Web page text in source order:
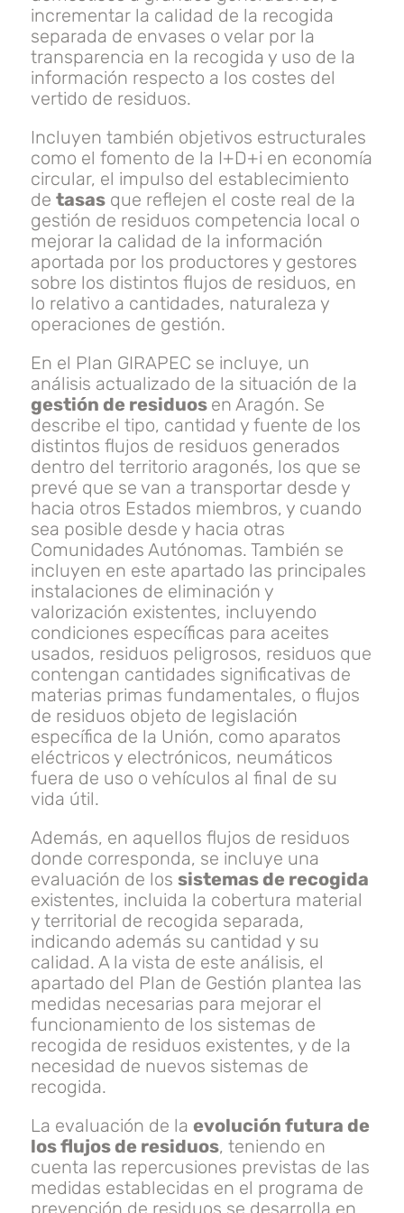
incrementar la calidad de la recogida
separada de envases o velar por la
transparencia en la recogida y uso de la
información respecto a los costes del
vertido de residuos.
Incluyen también objetivos estructurales
como el fomento de la I+D+i en economía
circular, el impulso del establecimiento
de tasasque reflejen el coste real de la
gestión de residuos competencia local o
mejorar la calidad de la información
aportada por los productores y gestores
sobre los distintos flujos de residuos, en
lo relativo a cantidades, naturaleza y
operaciones de gestión.
En el Plan GIRAPEC se incluye, un
análisis actualizado de la situación de la
gestión de residuos en Aragón. Se
describe el tipo, cantidad y fuente de los
distintos flujos de residuos generados
dentro del territorio aragonés, los que se
prevé que se van a transportar desde y
hacia otros Estados miembros, y cuando
sea posible desde y hacia otras
Comunidades Autónomas. También se
incluyen en este apartado las principales
instalaciones de eliminación y
valorización existentes, incluyendo
condiciones específicas para aceites
usados, residuos peligrosos, residuos que
contengan cantidades significativas de
materias primas fundamentales, o flujos
de residuos objeto de legislación
específica de la Unión, como aparatos
eléctricos y electrónicos, neumáticos
fuera de uso o vehículos al final de su
vida útil.
Además, en aquellos flujos de residuos
donde corresponda, se incluye una
evaluación de los sistemas de recogida
existentes, incluida la cobertura material
y territorial de recogida separada,
indicando además su cantidad y su
calidad. A la vista de este análisis, el
apartado del Plan de Gestión plantea las
medidas necesarias para mejorar el
funcionamiento de los sistemas de
recogida de residuos existentes, y de la
necesidad de nuevos sistemas de
recogida.
La evaluación de la evolución futura de
los flujos de residuos, teniendo en
cuenta las repercusiones previstas de las
medidas establecidas en el programa de